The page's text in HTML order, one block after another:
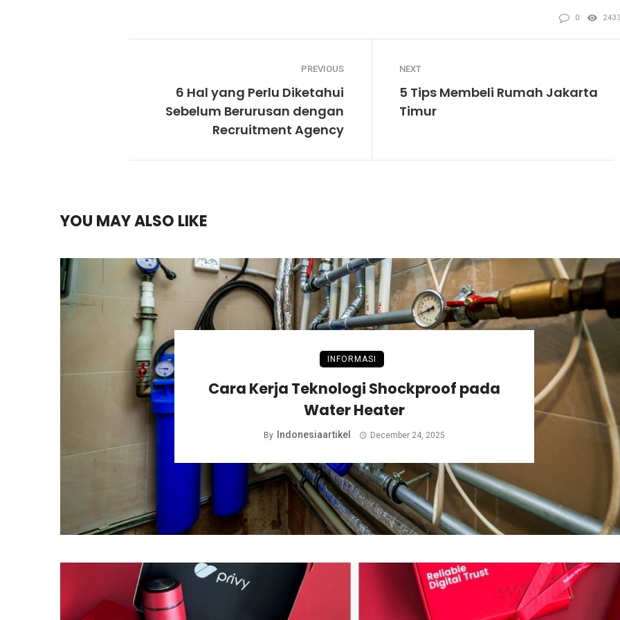
0 2433
PREVIOUS
6 Hal yang Perlu Diketahui
Sebelum Berurusan dengan
Recruitment Agency
NEXT
5 Tips Membeli Rumah Jakarta
Timur
YOU MAY ALSO LIKE
INFORMASI
Cara Kerja Teknologi Shockproof pada
Water Heater
By Indonesiaartikel December 24, 2025